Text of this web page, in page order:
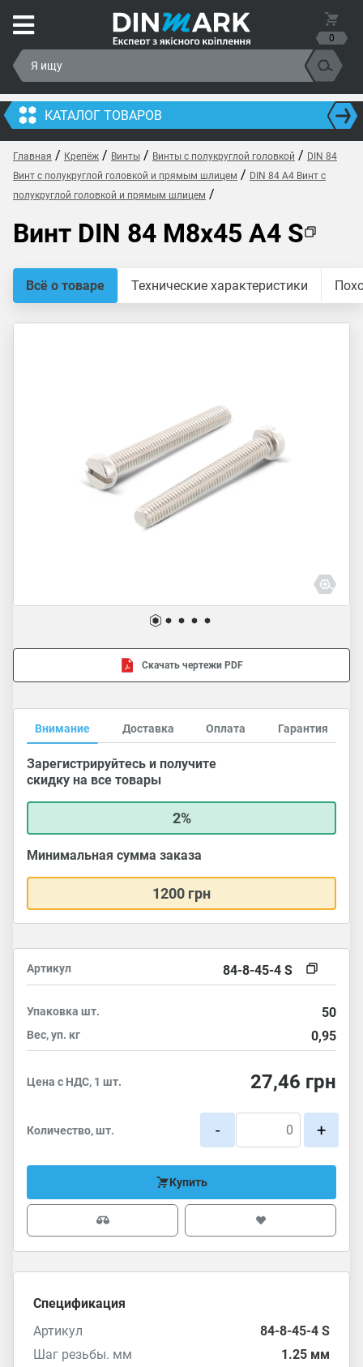
0
КАТАЛОГ ТОВАРОВ
Главная / Крепёж / Винты / Винты с полукруглой головкой / DIN 84
Винт с полукруглой головкой и прямым шлицем / DIN 84 A4 Винт с
полукруглой головкой и прямым шлицем /
Винт DIN 84 M8x45 A4 S
Всё о товаре Технические характеристики
Скачать чертежи PDF
Внимание Доставка Оплата Гарантия
Зарегистрируйтесь и получите
скидку на все товары
2%
Минимальная сумма заказа
1200 грн
Артикул 84-8-45-4 S
Упаковка шт. 50
Вес, уп. кг 0,95
Цена с НДС, 1 шт. 27,46 грн
Количество, шт. - +
Купить
Спецификация
Артикул
84-8-45-4 S
Шаг резьбы. мм
1.25 мм